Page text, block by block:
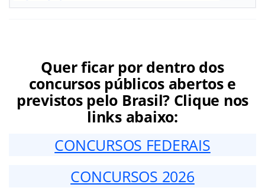
Quer ficar por dentro dos
concursos públicos abertos e
previstos pelo Brasil? Clique nos
links abaixo:
CONCURSOS FEDERAIS
CONCURSOS 2026